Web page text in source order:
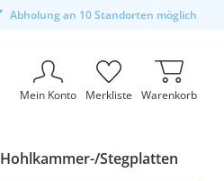
Abholung an 10 Standorten möglich
Mein Konto Merkliste Warenkorb
Hohlkammer-/Stegplatten